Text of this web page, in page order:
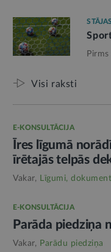
Visi raksti
E-KONSULTĀCIJA
Īres līgumā
īrētajās telpās
Vakar, Līgumi,
E-KONSULTĀCIJA
Parāda piedziņa
Vakar, Parādu piedziņa